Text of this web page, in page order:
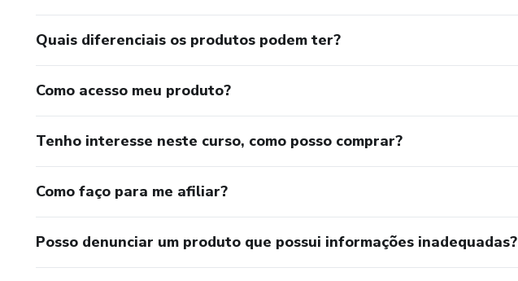
Quais diferenciais os produtos podem ter?
Como acesso meu produto?
Tenho interesse neste curso, como posso comprar?
Como faço para me afiliar?
Posso denunciar um produto que possui informações inadequadas?